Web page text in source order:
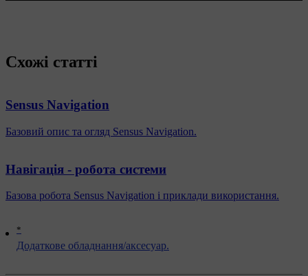
*
Додаткове обладнання/аксесуар.
Схожі статті
Sensus Navigation
Базовий опис та огляд Sensus Navigation.
Навігація - робота системи
Базова робота Sensus Navigation і приклади використання.